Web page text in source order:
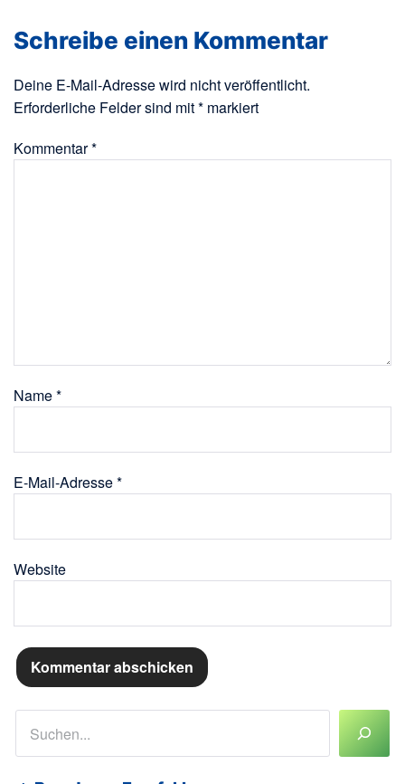
Schreibe einen Kommentar
Deine E-Mail-Adresse wird nicht veröffentlicht.
Erforderliche Felder sind mit* markiert
Kommentar*
Name*
E-Mail-Adresse*
Website